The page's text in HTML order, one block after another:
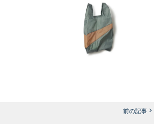
前の記事